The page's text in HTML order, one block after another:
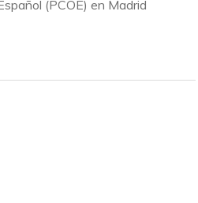
(PCOE) en Madrid